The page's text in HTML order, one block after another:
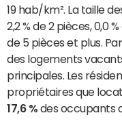
19 hab/km². La taille
2,2 % de 2 pièces, 0,0
de 5 pièces et plus.
des logements
principales. Les
propriétaires que
17,6 % des occupants